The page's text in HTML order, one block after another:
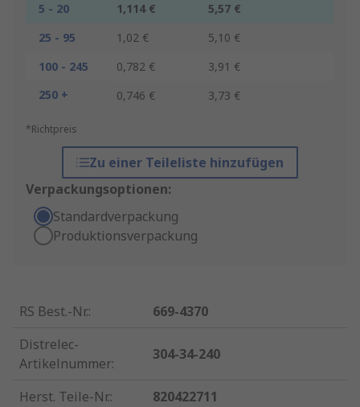
5 - 20 1,114 €
5,57 €
25 - 95
1,02 €
5,10 €
100 - 245
0,782 €
3,91 €
250 +
0,746 € 3,73 €
*Richtpreis
Zu einer Teileliste hinzufügen
Verpackungsoptionen:
Standardverpackung
Produktionsverpackung
RS Best.-Nr.:
669-4370
Distrelec-
Artikelnummer:
304-34-240
Herst. Teile-Nr.:
820422711